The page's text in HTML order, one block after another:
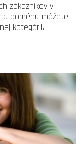
zákazníkov v
a doménu môžete
kategórii.